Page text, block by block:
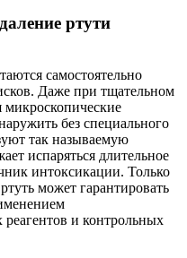
ртути
самостоятельно
Даже при тщательном
без специального
так называемую
испаряться длительное
интоксикации. Только
может гарантировать
и контрольных